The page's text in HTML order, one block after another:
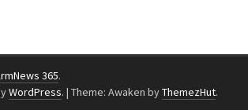
365.
WordPress. | Theme: Awaken byThemezHut.